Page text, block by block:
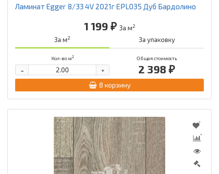
Ламинат Egger 8/33 4V 2021г EPL035 Дуб Бардолино
1 199 ₽ За м2
За м2 За упаковку
Кол-во м2 Общая стоимость
2 398 ₽
+
-
В корзину